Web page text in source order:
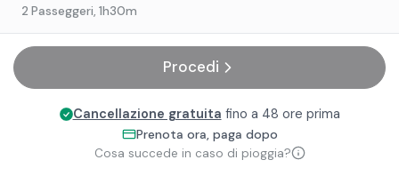
2 Passeggeri, 1h30m
Procedi
Cancellazione gratuita fino a 48 ore prima
Prenota ora, paga dopo
Cosa succede in caso di pioggia?